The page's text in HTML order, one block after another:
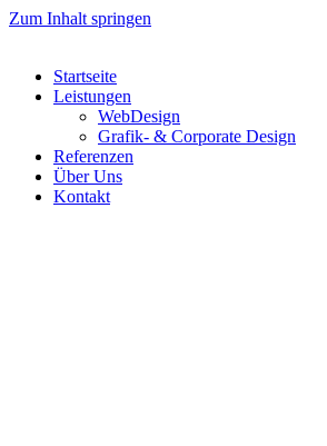
Zum Inhalt springen
Startseite
Leistungen
WebDesign
Grafik- & Corporate Design
Referenzen
Über Uns
Kontakt